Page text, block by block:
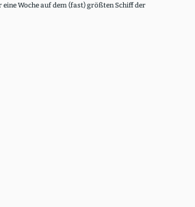
Woche auf dem (fast) größten Schiff der